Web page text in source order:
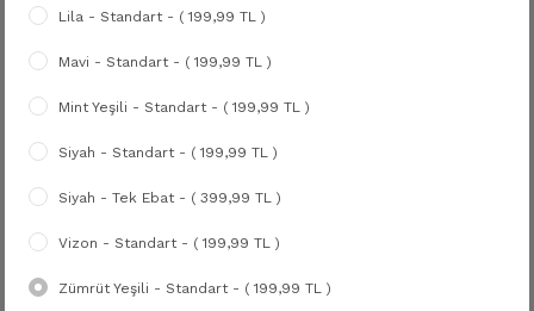
Lila - Standart - ( 199,99 TL )
Mavi - Standart - ( 199,99 TL )
Mint Yeşili - Standart - ( 199,99 TL )
Siyah - Standart - ( 199,99 TL )
Siyah - Tek Ebat - ( 399,99 TL )
Vizon - Standart - ( 199,99 TL )
Zümrüt Yeşili - Standart - ( 199,99 TL )